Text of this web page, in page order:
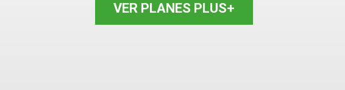
VER PLANES PLUS+